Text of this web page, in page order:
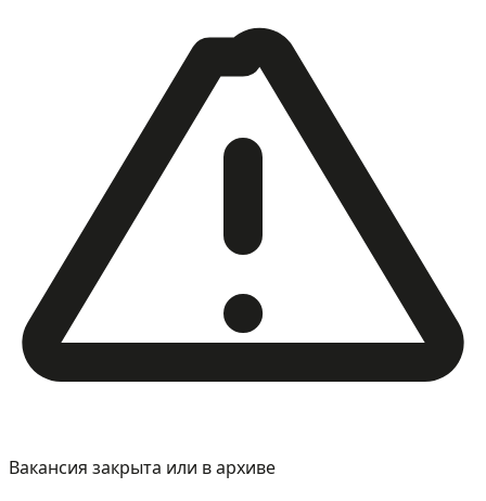
Вакансия закрыта или в архиве